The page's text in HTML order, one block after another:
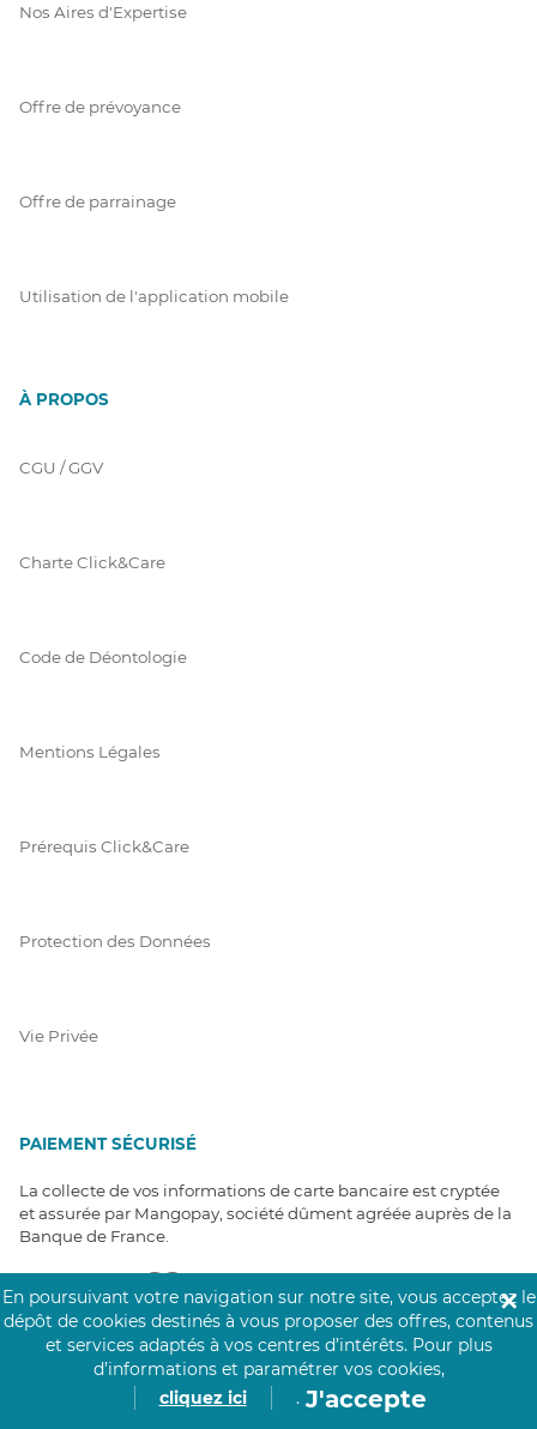
Nos Aires d'Expertise
Offre de prévoyance
Offre de parrainage
Utilisation de l'application mobile
À PROPOS
CGU / GGV
Charte Click&Care
Code de Déontologie
Mentions Légales
Prérequis Click&Care
Protection des Données
Vie Privée
PAIEMENT SÉCURISÉ
La collecte de vos informations de carte bancaire est cryptée
et assurée par Mangopay, société dûment agréée auprès de la
Banque de France.
NOS PARTENAIRES
En poursuivant votre navigation sur notre site, vous acceptez le
dépôt de cookies destinés à vous proposer des offres, contenus
et services adaptés à vos centres d’intérêts. Pour plus
d’informations et paramétrer vos cookies,
cliquez ici
. J'accepte
✕